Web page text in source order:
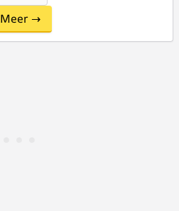
Meer →